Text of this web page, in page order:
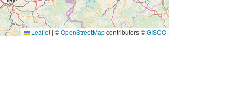
Leaflet | ©OpenStreetMapcontributors ©GISCO
non-public
01 January 1900 - 01 January 1900